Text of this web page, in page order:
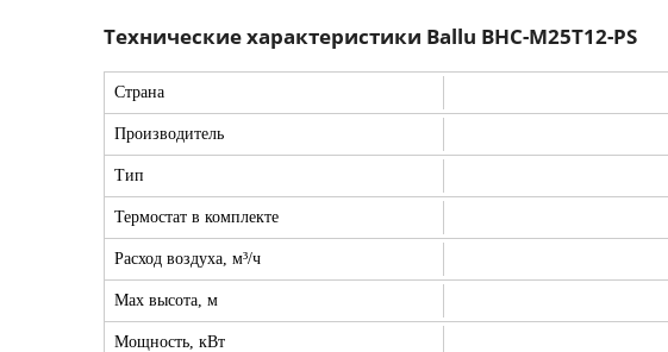
Технические характеристики Ballu BHC-M25T12-PS
Страна
Производитель
Тип
Термостат в комплекте
Расход воздуха, м³/ч
Max высота, м
Мощность, кВт